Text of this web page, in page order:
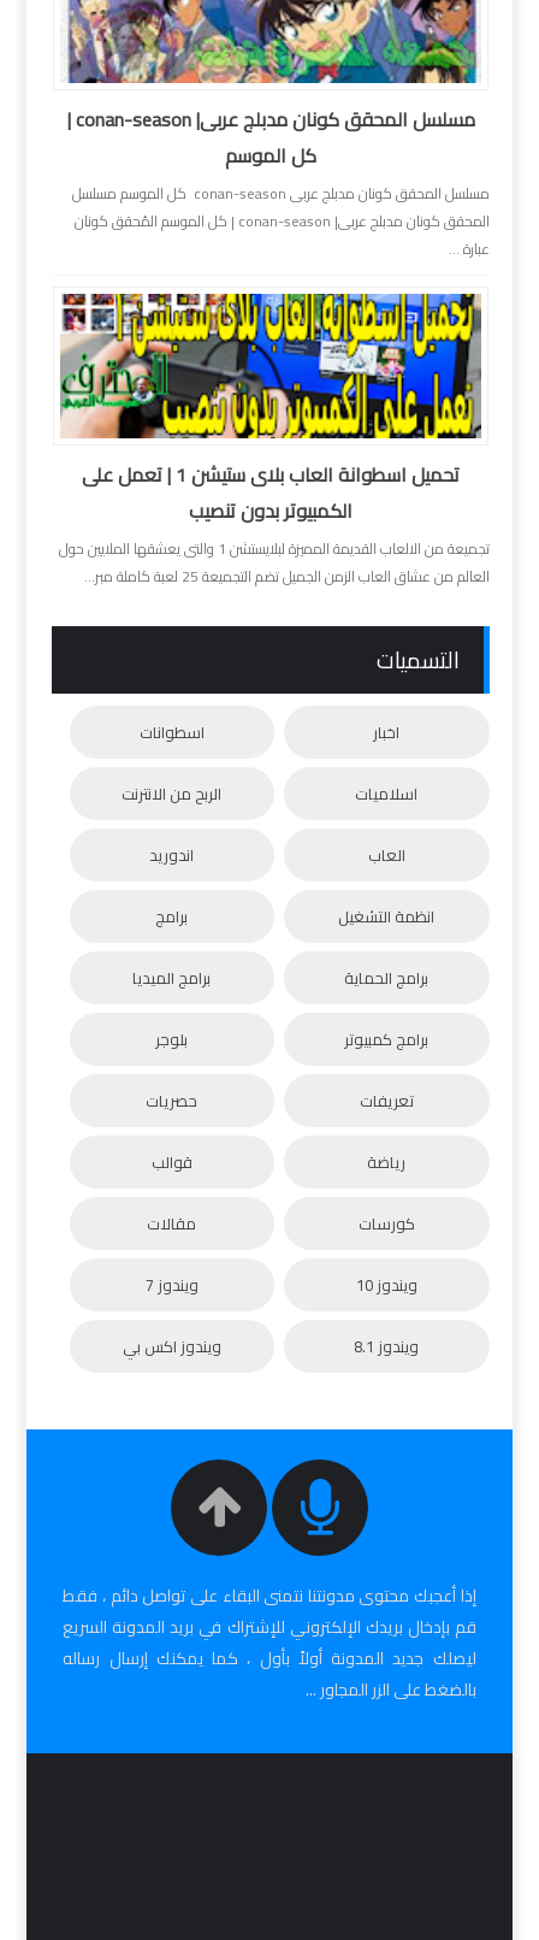
مسلسل المحقق كونان مدبلج عربى| conan-season |
كل الموسم
مسلسل المحقق كونان مدبلج عربى conan-season كل الموسم مسلسل
المحقق كونان مدبلج عربى| conan-season | كل الموسم المُحقق كونان
عبارة ...
تحميل اسطوانة العاب بلاى ستيشن 1 | تعمل على
الكمبيوتر بدون تنصيب
تجميعة من الالعاب القديمة المميزة لبلايستشن 1 والتى يعشقها الملايين حول
العالم من عشاق العاب الزمن الجميل تضم التجميعة 25 لعبة كاملة مبر...
التسميات
اخبار اسطوانات
اسلاميات الربح من الانترنت
العاب اندوريد
انظمة التشغيل برامج
برامج الحماية برامج الميديا
برامج كمبيوتر بلوجر
تعريفات حصريات
رياضة قوالب
كورسات مقالات
ويندوز 10 ويندوز 7
ويندوز 8.1 ويندوز اكس بي
إذا أعجبك محتوى مدونتنا نتمنى البقاء على تواصل دائم ، فقط
قم بإدخال بريدك الإلكتروني للإشتراك في بريد المدونة السريع
ليصلك جديد المدونة أولاً بأول ، كما يمكنك إرسال رساله
بالضغط على الزر المجاور ...